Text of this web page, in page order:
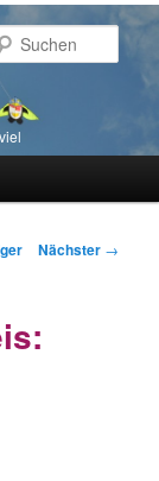
Nächster →